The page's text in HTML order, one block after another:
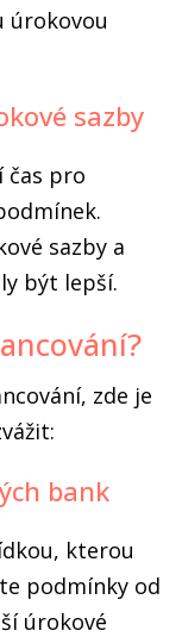
úrokovou
sazby
čas pro
sazby a
být lepší.
zde je
bank
kterou
podmínky od
úrokové